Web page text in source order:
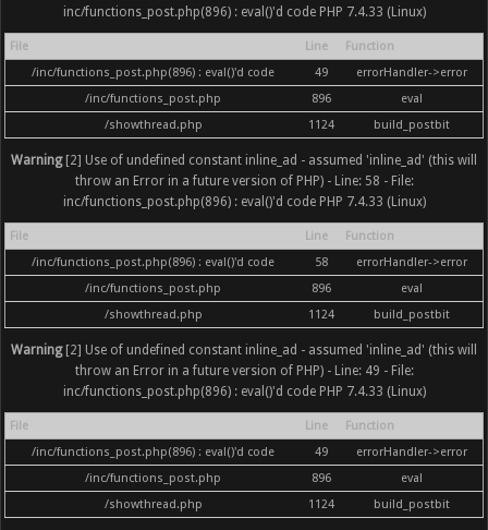
inc/functions_post.php(896) : eval()'d code PHP 7.4.33 (Linux)
File Line
Function
/inc/functions_post.php(896) : eval()'d code
49
errorHandler->error
/inc/functions_post.php
896
eval
/showthread.php
1124 build_postbit
Warning[2] Use of undefined constant inline_ad - assumed 'inline_ad' (this will
throw an Error in a future version of PHP) - Line: 58 - File:
inc/functions_post.php(896) : eval()'d code PHP 7.4.33 (Linux)
File Line
Function
/inc/functions_post.php(896) : eval()'d code
58
errorHandler->error
/inc/functions_post.php
896
eval
/showthread.php
1124 build_postbit
Warning[2] Use of undefined constant inline_ad - assumed 'inline_ad' (this will
throw an Error in a future version of PHP) - Line: 49 - File:
inc/functions_post.php(896) : eval()'d code PHP 7.4.33 (Linux)
File Line
Function
/inc/functions_post.php(896) : eval()'d code
49
errorHandler->error
/inc/functions_post.php
896
eval
/showthread.php
1124 build_postbit